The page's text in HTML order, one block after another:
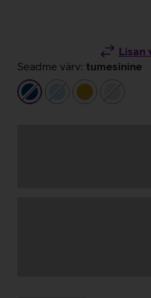
Lisan
Seadme värv: tumesinine
tumesininehelesininekuldne